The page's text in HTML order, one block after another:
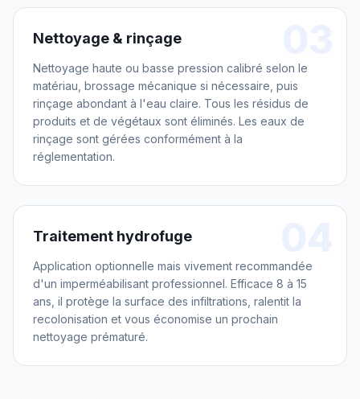
Nettoyage & rinçage
Nettoyage haute ou basse pression calibré selon le
matériau, brossage mécanique si nécessaire, puis
rinçage abondant à l'eau claire. Tous les résidus de
produits et de végétaux sont éliminés. Les eaux de
rinçage sont gérées conformément à la
réglementation.
Traitement hydrofuge
Application optionnelle mais vivement recommandée
d'un imperméabilisant professionnel. Efficace 8 à 15
ans, il protège la surface des infiltrations, ralentit la
recolonisation et vous économise un prochain
nettoyage prématuré.